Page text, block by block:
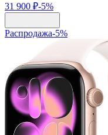
31 900 ₽-5%
Распродажа-5%